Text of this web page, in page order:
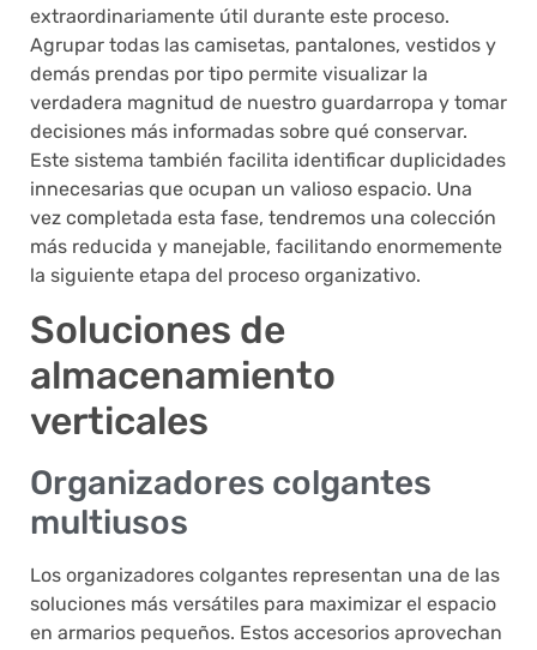
extraordinariamente útil durante este proceso.
Agrupar todas las camisetas, pantalones, vestidos y
demás prendas por tipo permite visualizar la
verdadera magnitud de nuestro guardarropa y tomar
decisiones más informadas sobre qué conservar.
Este sistema también facilita identificar duplicidades
innecesarias que ocupan un valioso espacio. Una
vez completada esta fase, tendremos una colección
más reducida y manejable, facilitando enormemente
la siguiente etapa del proceso organizativo.
Soluciones de
almacenamiento
verticales
Organizadores colgantes
multiusos
Los organizadores colgantes representan una de las
soluciones más versátiles para maximizar el espacio
en armarios pequeños. Estos accesorios aprovechan